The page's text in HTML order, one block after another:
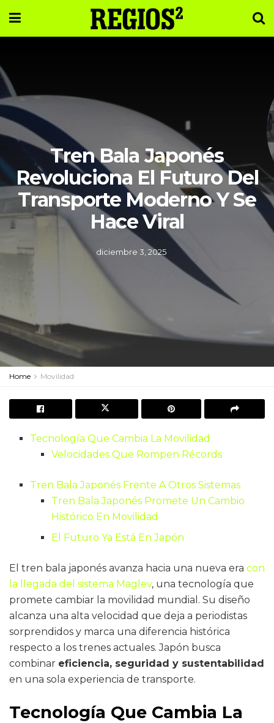
Tren Bala Japonés
Revoluciona El Futuro Del
Transporte Moderno Y Se
Hace Viral
diciembre 3, 2025
Home Movilidad
Tecnología Que Cambia La Movilidad
Velocidades Que Rompen Récords
Tren Bala Japonés Frente A Otros Sistemas
Tren Bala Japonés Promete Un Cambio
Histórico En Movilidad
El Futuro Ya Está En Japón
El tren bala japonés avanza hacia una nueva era con
la llegada del sistema Maglev, una tecnología que
promete cambiar la movilidad mundial. Su diseño
alcanza una alta velocidad que deja a periodistas
sorprendidos y marca una diferencia histórica
respecto a los trenes actuales. Japón busca
combinar eficiencia, seguridad y sustentabilidad
en una sola experiencia de transporte.
Tecnología Que Cambia La